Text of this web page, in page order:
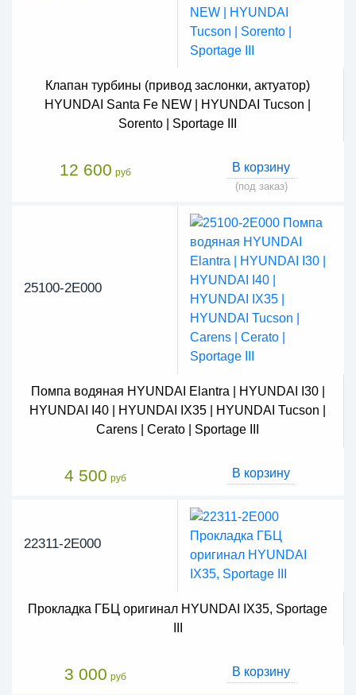
Клапан турбины (привод заслонки, актуатор)
HYUNDAI Santa Fe NEW | HYUNDAI Tucson |
Sorento | Sportage III
12 600 руб В корзину
(под заказ)
25100-2E000
Помпа водяная HYUNDAI Elantra | HYUNDAI I30 |
HYUNDAI I40 | HYUNDAI IX35 | HYUNDAI Tucson |
Carens | Cerato | Sportage III
4 500 руб В корзину
22311-2E000
Прокладка ГБЦ оригинал HYUNDAI IX35, Sportage
3 000 руб В корзину